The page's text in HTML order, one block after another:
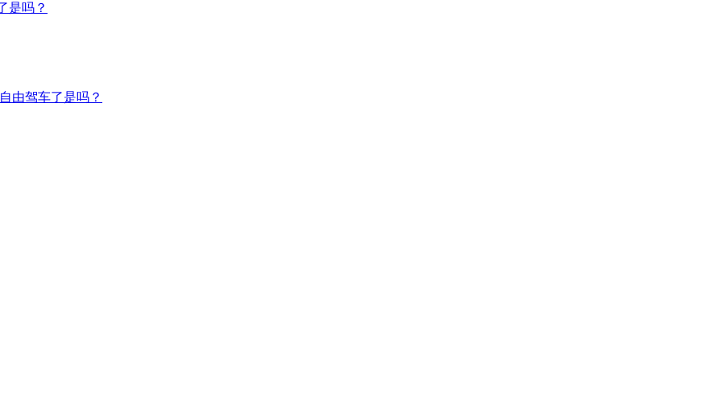
是吗？
由驾车了是吗？